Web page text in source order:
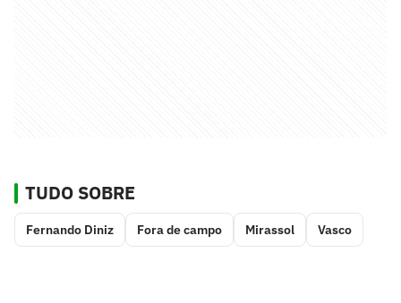
TUDO SOBRE
Fernando Diniz Fora de campo Mirassol Vasco